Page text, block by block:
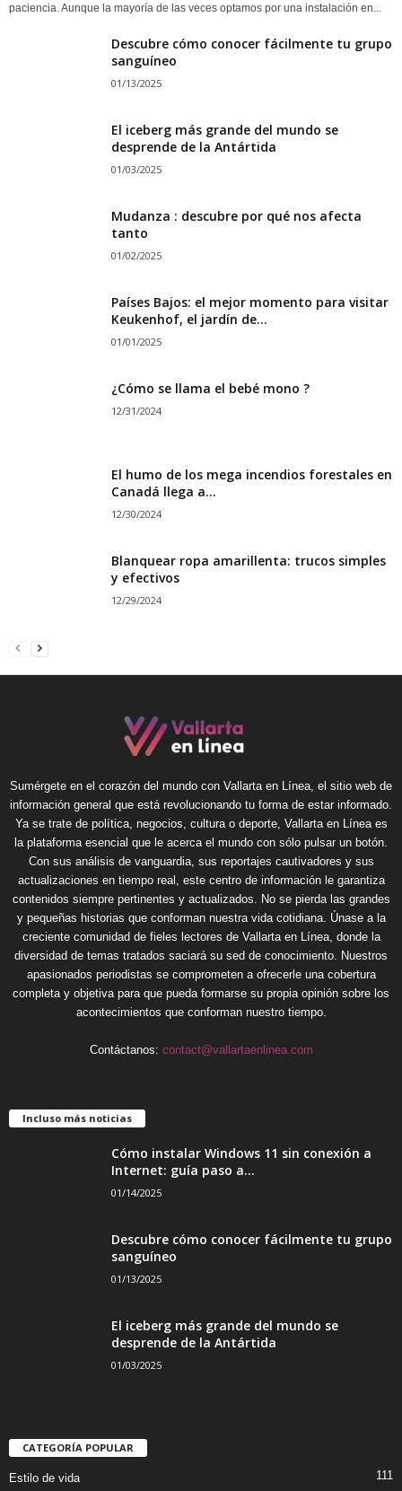
paciencia. Aunque la mayoría de las veces optamos por una instalación en...
Descubre cómo conocer fácilmente tu grupo
sanguíneo
01/13/2025
El iceberg más grande del mundo se
desprende de la Antártida
01/03/2025
Mudanza : descubre por qué nos afecta
tanto
01/02/2025
Países Bajos: el mejor momento para visitar
Keukenhof, el jardín de...
01/01/2025
¿Cómo se llama el bebé mono ?
12/31/2024
El humo de los mega incendios forestales en
Canadá llega a...
12/30/2024
Blanquear ropa amarillenta: trucos simples
y efectivos
12/29/2024
Sumérgete en el corazón del mundo con Vallarta en Línea, el sitio web de
información general que está revolucionando tu forma de estar informado.
Ya se trate de política, negocios, cultura o deporte, Vallarta en Línea es
la plataforma esencial que le acerca el mundo con sólo pulsar un botón.
Con sus análisis de vanguardia, sus reportajes cautivadores y sus
actualizaciones en tiempo real, este centro de información le garantiza
contenidos siempre pertinentes y actualizados. No se pierda las grandes
y pequeñas historias que conforman nuestra vida cotidiana. Únase a la
creciente comunidad de fieles lectores de Vallarta en Línea, donde la
diversidad de temas tratados saciará su sed de conocimiento. Nuestros
apasionados periodistas se comprometen a ofrecerle una cobertura
completa y objetiva para que pueda formarse su propia opinión sobre los
acontecimientos que conforman nuestro tiempo.
Contáctanos: contact@vallartaenlinea.com
Incluso más noticias
Cómo instalar Windows 11 sin conexión a
Internet: guía paso a...
01/14/2025
Descubre cómo conocer fácilmente tu grupo
sanguíneo
01/13/2025
El iceberg más grande del mundo se
desprende de la Antártida
01/03/2025
CATEGORÍA POPULAR
Estilo de vida 111